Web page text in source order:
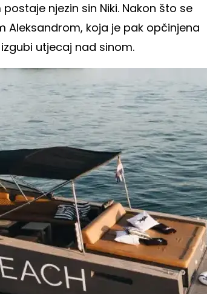
njezin sin Niki. Nakon što se
Aleksandrom, koja je pak opčinjena
utjecaj nad sinom.